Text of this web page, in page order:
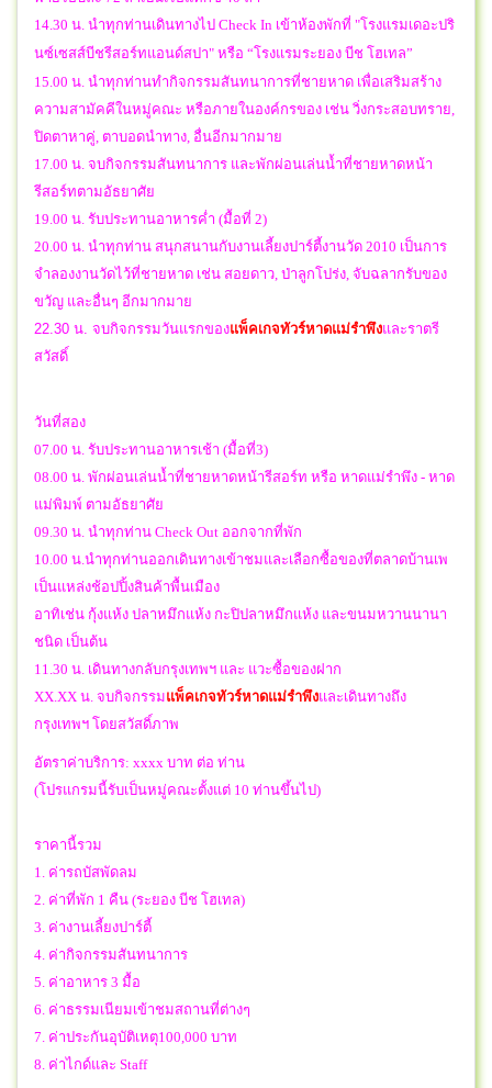
14.30 น. นำทุกท่านเดินทางไป Check In เข้าห้องพักที่ "โรงแรมเดอะปริ
นซ์เซสส์บีชรีสอร์ทแอนด์สปา" หรือ “โรงแรมระยอง บีช โฮเทล”
15.00 น. นำทุกท่านทำกิจกรรมสันทนาการที่ชายหาด เพื่อเสริมสร้าง
ความสามัคคีในหมู่คณะ หรือภายในองค์กรของ เช่น วิ่งกระสอบทราย,
ปิดตาหาคู่, ตาบอดนำทาง, อื่นอีกมากมาย
17.00 น. จบกิจกรรมสันทนาการ และพักผ่อนเล่นน้ำที่ชายหาดหน้า
รีสอร์ทตามอัธยาศัย
19.00 น. รับประทานอาหารค่ำ (มื้อที่ 2)
20.00 น. นำทุกท่าน สนุกสนานกับงานเลี้ยงปาร์ตี้งานวัด 2010 เป็นการ
จำลองงานวัดไว้ที่ชายหาด เช่น สอยดาว, ป่าลูกโปร่ง, จับฉลากรับของ
ขวัญ และอื่นๆ อีกมากมาย
22.30 น. จบกิจกรรมวันแรกของแพ็คเกจทัวร์หาดแม่รำพึงและราตรี
สวัสดิ์
วันที่สอง
07.00 น. รับประทานอาหารเช้า (มื้อที่3)
08.00 น. พักผ่อนเล่นน้ำที่ชายหาดหน้ารีสอร์ท หรือ หาดแม่รำพึง - หาด
แม่พิมพ์ ตามอัธยาศัย
09.30 น. นำทุกท่าน Check Out ออกจากที่พัก
10.00 น.นำทุกท่านออกเดินทางเข้าชมและเลือกซื้อของที่ตลาดบ้านเพ
เป็นแหล่งช้อปปิ้งสินค้าพื้นเมือง
อาทิเช่น กุ้งแห้ง ปลาหมึกแห้ง กะปิปลาหมึกแห้ง และขนมหวานนานา
ชนิด เป็นต้น
11.30 น. เดินทางกลับกรุงเทพฯ และ แวะซื้อของฝาก
XX.XX น. จบกิจกรรมแพ็คเกจทัวร์หาดแม่รำพึงและเดินทางถึง
กรุงเทพฯ โดยสวัสดิ์ภาพ
อัตราค่าบริการ: xxxx บาท ต่อ ท่าน
(โปรแกรมนี้รับเป็นหมู่คณะตั้งแต่ 10 ท่านขึ้นไป)
ราคานี้รวม
1. ค่ารถบัสพัดลม
2. ค่าที่พัก 1 คืน (ระยอง บีช โฮเทล)
3. ค่างานเลี้ยงปาร์ตี้
4. ค่ากิจกรรมสันทนาการ
5. ค่าอาหาร 3 มื้อ
6. ค่าธรรมเนียมเข้าชมสถานที่ต่างๆ
7. ค่าประกันอุบัติเหตุ100,000 บาท
8. ค่าไกด์และ Staff